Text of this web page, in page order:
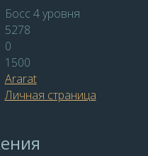
Босс 4 уровня
5278
0
1500
Ararat
Личная страница